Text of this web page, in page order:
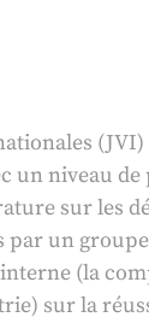
(JVI)
un niveau
sur les
par un
(la
sur la